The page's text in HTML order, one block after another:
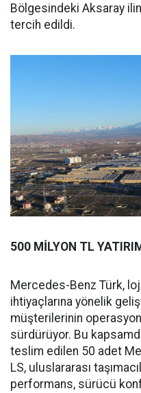
Bölgesindeki Aksaray
tercih edildi.
500 MİLYON TL
Mercedes-Benz Türk,
ihtiyaçlarına yönelik
müşterilerinin
sürdürüyor. Bu
teslim edilen 50 adet
LS, uluslararası
performans, sürücü